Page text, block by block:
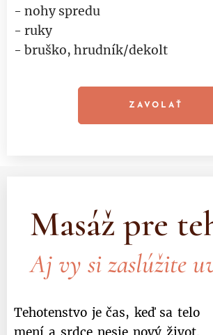
- nohy spredu
- ruky
- bruško, hrudník/dekolt
ZAVOLAŤ
Masáž pre
Aj vy si zaslúžite
Tehotenstvo je čas, keď sa telo